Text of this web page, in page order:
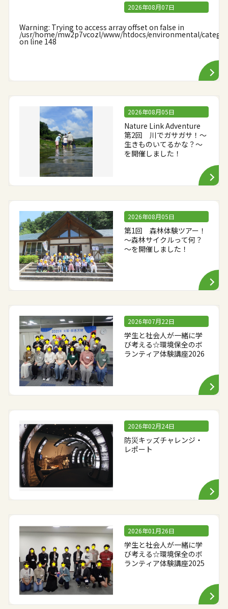
2026年08月07日
Warning: Trying to access array offset on false in
/usr/home/mw2p7vcozl/www/htdocs/environmental/
on line 148
2026年08月05日
Nature Link Adventure
第2回 川でガサガサ！～
生きものいてるかな？～
を開催しました！
2026年08月05日
第1回 森林体験ツアー！
～森林サイクルって何？
～を開催しました！
2026年07月22日
学生と社会人が一緒に学
び考える☆環境保全のボ
ランティア体験講座2026
2026年02月24日
防災キッズチャレンジ・
レポート
2026年01月26日
学生と社会人が一緒に学
び考える☆環境保全のボ
ランティア体験講座2025